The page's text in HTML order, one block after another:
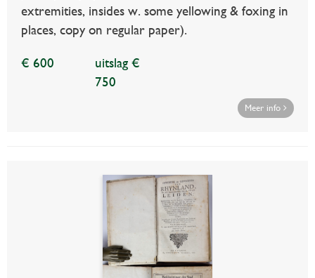
extremities, insides w. some yellowing & foxing in
places, copy on regular paper).
€ 600
uitslag €
750
Meer info